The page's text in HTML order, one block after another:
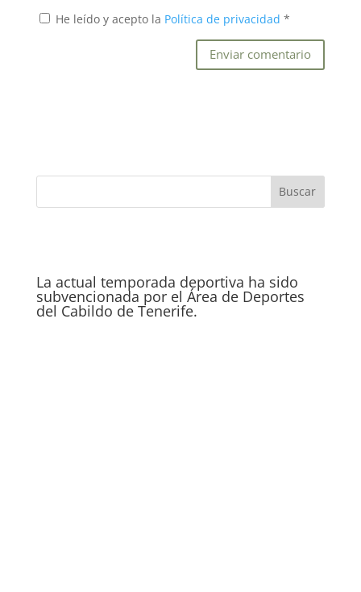
He leído y acepto la Política de privacidad *
La actual temporada deportiva ha sido
subvencionada por el Área de Deportes
del Cabildo de Tenerife.